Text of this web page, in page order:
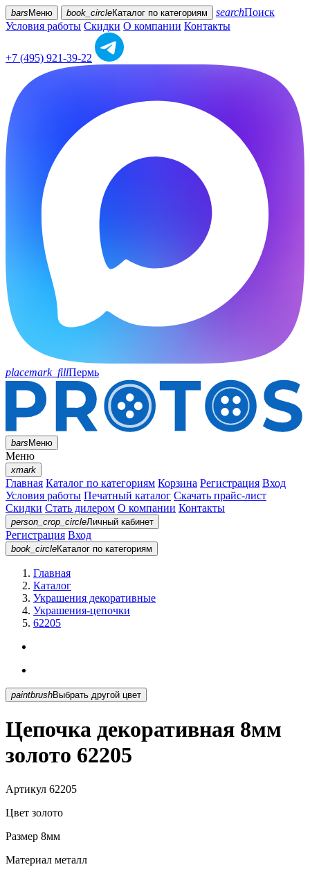
bars Меню book_circleКаталог по категориям searchПоиск
Условия работы Скидки О компании Контакты
+7 (495) 921-39-22
placemark_fillПермь
barsМеню
Меню
xmark
Главная Каталог по категориям Корзина Регистрация Вход
Условия работы Печатный каталог Скачать прайс-лист
Скидки Стать дилером О компании Контакты
person_crop_circleЛичный кабинет
Регистрация Вход
book_circleКаталог по категориям
Главная
Каталог
Украшения декоративные
Украшения-цепочки
62205
paintbrush Выбрать другой цвет
Цепочка декоративная 8мм
золото 62205
Артикул 62205
Цвет золото
Размер 8мм
Материал металл